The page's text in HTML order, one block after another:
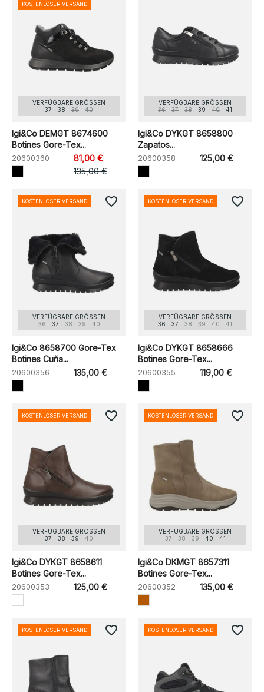
VERFÜGBARE GRÖSSEN
37
38 39 40
Igi&Co DEMGT 8674600
Botines Gore-Tex...
20600360
81,00 €
135,00 €
KOSTENLOSER VERSAND
VERFÜGBARE GRÖSSEN
36
37 38 39 40 41
Igi&Co DYKGT 8658800
Zapatos...
20600358 125,00 €
VERFÜGBARE GRÖSSEN
36
37 38 39 40
Igi&Co 8658700 Gore-Tex
Botines Cuña...
20600356 135,00 €
KOSTENLOSER VERSAND favorite_border
VERFÜGBARE GRÖSSEN
36
37 38 39 40 41
Igi&Co DYKGT 8658666
Botines Gore-Tex...
20600355 119,00 €
KOSTENLOSER VERSAND favorite_border
VERFÜGBARE GRÖSSEN
37
38 39 40
Igi&Co DYKGT 8658611
Botines Gore-Tex...
20600353 125,00 €
KOSTENLOSER VERSAND favorite_border
VERFÜGBARE GRÖSSEN
37
38 39 40 41
Igi&Co DKMGT 8657311
Botines Gore-Tex...
20600352 135,00 €
KOSTENLOSER VERSAND favorite_border
KOSTENLOSER VERSAND favorite_border KOSTENLOSER VERSAND favorite_border